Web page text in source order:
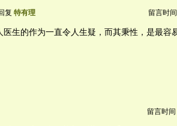
复 特有理 留言时
医生的作为一直令人生疑，而其秉性，是最容
留言时间